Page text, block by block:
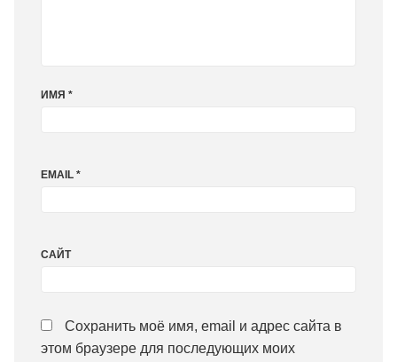
ИМЯ *
EMAIL *
САЙТ
Сохранить моё имя, email и адрес сайта в
этом браузере для последующих моих